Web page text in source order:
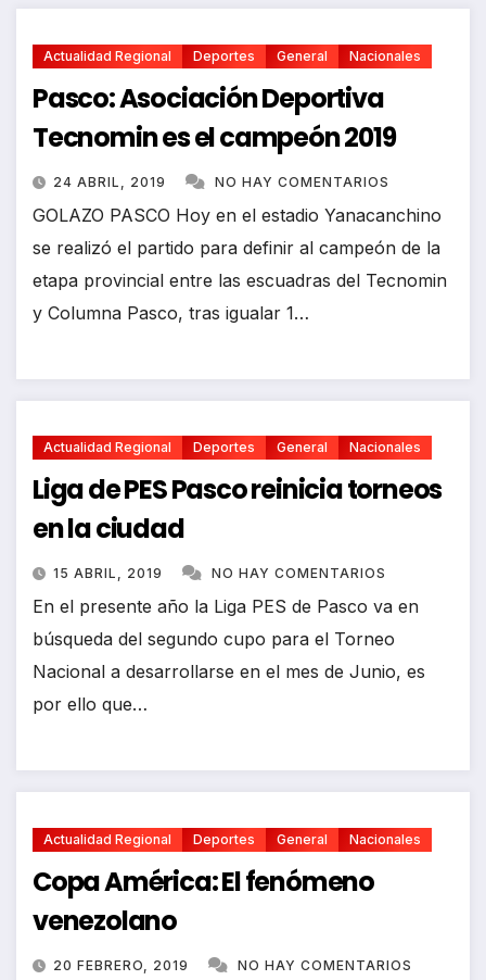
Actualidad Regional Deportes General Nacionales
Pasco: Asociación Deportiva
Tecnomin es el campeón 2019
24 ABRIL, 2019 NO HAY COMENTARIOS
GOLAZO PASCO Hoy en el estadio Yanacanchino
se realizó el partido para definir al campeón de la
etapa provincial entre las escuadras del Tecnomin
y Columna Pasco, tras igualar 1…
Actualidad Regional Deportes General Nacionales
Liga de PES Pasco reinicia torneos
en la ciudad
15 ABRIL, 2019 NO HAY COMENTARIOS
En el presente año la Liga PES de Pasco va en
búsqueda del segundo cupo para el Torneo
Nacional a desarrollarse en el mes de Junio, es
por ello que…
Actualidad Regional Deportes General Nacionales
Copa América: El fenómeno
venezolano
20 FEBRERO, 2019 NO HAY COMENTARIOS